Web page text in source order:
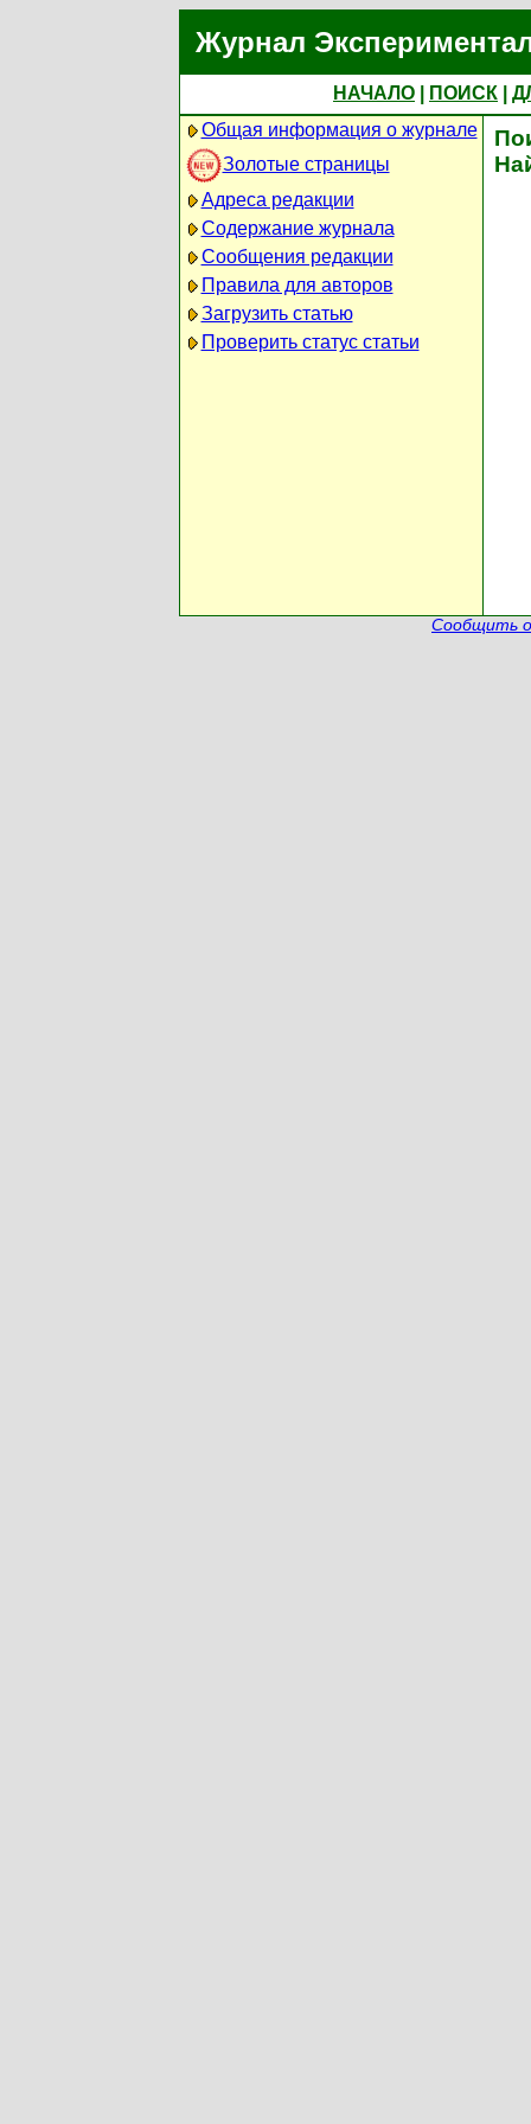
Журнал
НАЧАЛО ПОИСК
Общая информация о журнале
Золотые страницы
Адреса редакции
Содержание журнала
Сообщения редакции
Правила для авторов
Загрузить статью
Проверить статус статьи
Сообщить о